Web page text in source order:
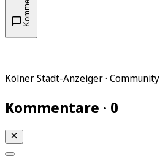
Kölner Stadt-Anzeiger · Community
Kommentare · 0